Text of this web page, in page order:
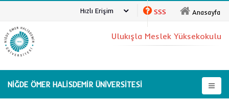
Anasayfa
SSS
Hızlı Erişim
NİĞDE ÖMER HALİSDEMİR ÜNİVERSİTESİ
Ulukışla Meslek Yüksekokulu